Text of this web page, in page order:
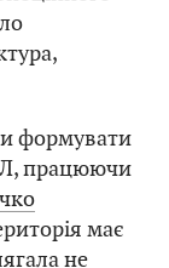
формувати
працюючи
має
не